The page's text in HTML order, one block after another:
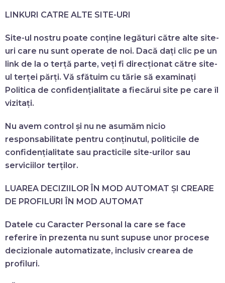
LINKURI CATRE ALTE SITE-URI
Site-ul nostru poate conține legături către alte site-
uri care nu sunt operate de noi. Dacă dați clic pe un
link de la o terță parte, veți fi direcționat către site-
ul terței părți. Vă sfătuim cu tărie să examinați
Politica de confidențialitate a fiecărui site pe care îl
vizitați.
Nu avem control și nu ne asumăm nicio
responsabilitate pentru conținutul, politicile de
confidențialitate sau practicile site-urilor sau
serviciilor terților.
LUAREA DECIZIILOR ÎN MOD AUTOMAT ȘI CREARE
DE PROFILURI ÎN MOD AUTOMAT
Datele cu Caracter Personal la care se face
referire în prezenta nu sunt supuse unor procese
decizionale automatizate, inclusiv crearea de
profiluri.